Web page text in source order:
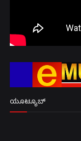
ಯೂಟ್ಯೂಬ್